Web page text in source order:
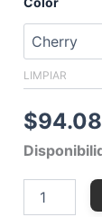
LIMPIAR
$94.08